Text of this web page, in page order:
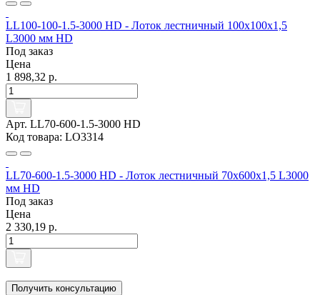
LL100-100-1.5-3000 HD - Лоток лестничный 100х100х1,5
L3000 мм HD
Под заказ
Цена
1 898,32 р.
Арт. LL70-600-1.5-3000 HD
Код товара: LO3314
LL70-600-1.5-3000 HD - Лоток лестничный 70х600х1,5 L3000
мм HD
Под заказ
Цена
2 330,19 р.
Получить консультацию